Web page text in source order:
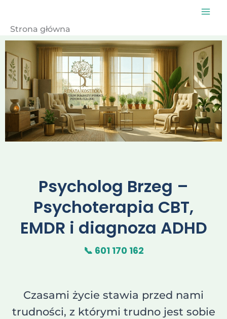
treściStrona główna
Psycholog Brzeg –
Psychoterapia CBT,
EMDR i diagnoza ADHD
📞 601 170 162
Czasami życie stawia przed nami
trudności, z którymi trudno jest sobie